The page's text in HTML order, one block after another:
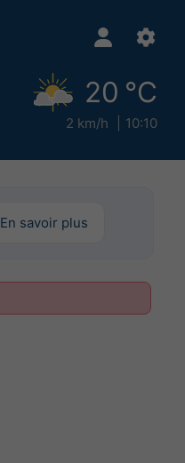
20 °C
2 km/h 10:10
En savoir plus